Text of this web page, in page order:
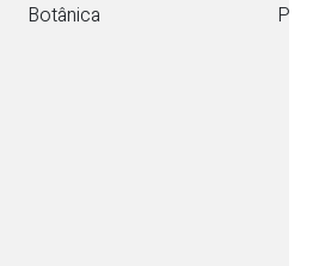
Botânica